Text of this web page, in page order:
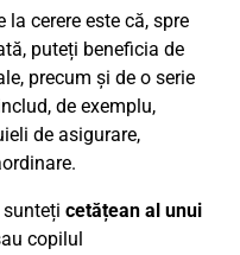
cerere este că, spre
puteți beneficia de
precum și de o serie
de exemplu,
de asigurare,
cetățean al unui
copilul